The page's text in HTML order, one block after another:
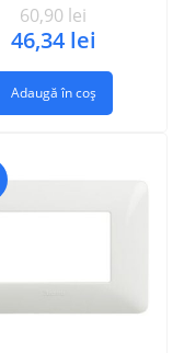
60,90 lei
46,34 lei
Adaugă în coș